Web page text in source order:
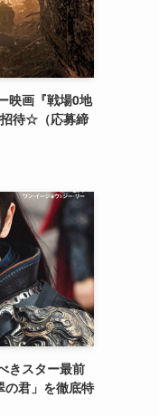
映画『戦場0地
待☆（応募締
きスター最前
君」を徹底特